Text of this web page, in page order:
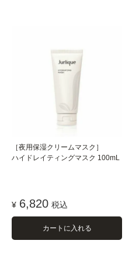
［夜用保湿クリームマスク］
ハイドレイティングマスク 100mL
¥ 6,820 税込
カートに入れる